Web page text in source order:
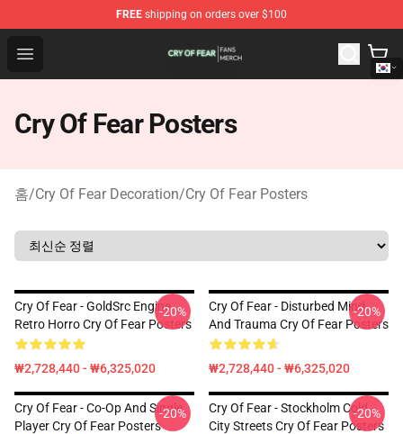
FREE shipping on orders over $100
Open menu
Cry Of Fear Shop - Official Cry Of Fear Merchandise Store
Cry Of Fear Posters
홈/Cry Of Fear Decoration/Cry Of Fear Posters
Cry Of Fear - GoldSrc Engine
Retro Horro Cry Of Fear Posters
₩2,728,440 - ₩6,325,020
-20%
Cry Of Fear - Disturbed Mind
And Trauma Cry Of Fear Posters
₩2,728,440 - ₩6,325,020
-20%
Cry Of Fear - Co-Op And Single
Player Cry Of Fear Posters
-20%
Cry Of Fear - Stockholm Cold
City Streets Cry Of Fear Posters
-20%